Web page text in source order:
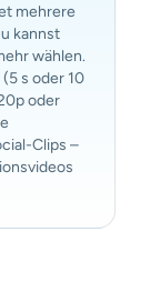
mehrere
kannst
wählen.
s oder 10
oder
Clips –